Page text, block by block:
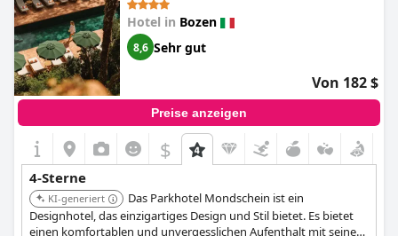
Hotel in Bozen
8,6 Sehr gut
Von 182 $
Preise anzeigen
$
4-Sterne
KI-generiert
Das Parkhotel Mondschein ist ein
Designhotel, das einzigartiges Design und Stil bietet. Es bietet
einen komfortablen und unvergesslichen Aufenthalt mit seinem